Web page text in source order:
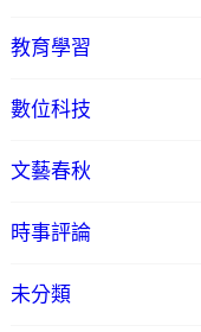
教育學習
數位科技
文藝春秋
時事評論
未分類